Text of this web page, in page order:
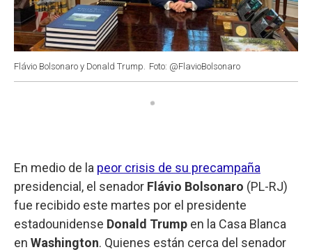
Flávio Bolsonaro y Donald Trump. Foto: @FlavioBolsonaro
En medio de la peor crisis de su precampaña
presidencial, el senador Flávio Bolsonaro (PL-RJ)
fue recibido este martes por el presidente
estadounidense Donald Trump en la Casa Blanca
en Washington. Quienes están cerca del senador